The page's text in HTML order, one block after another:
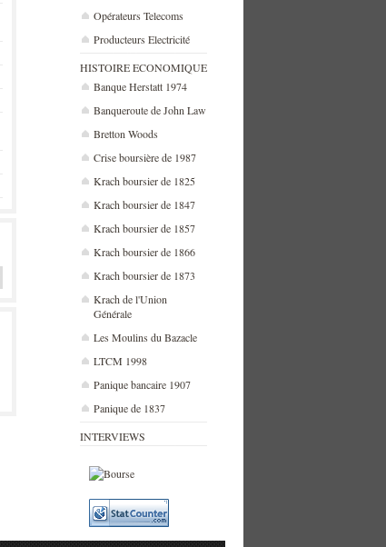
Opérateurs Telecoms
Producteurs Electricité
HISTOIRE ECONOMIQUE
Banque Herstatt 1974
Banqueroute de John Law
Bretton Woods
Crise boursière de 1987
Krach boursier de 1825
Krach boursier de 1847
Krach boursier de 1857
Krach boursier de 1866
Krach boursier de 1873
Krach de l'Union
Générale
Les Moulins du Bazacle
LTCM 1998
Panique bancaire 1907
Panique de 1837
INTERVIEWS